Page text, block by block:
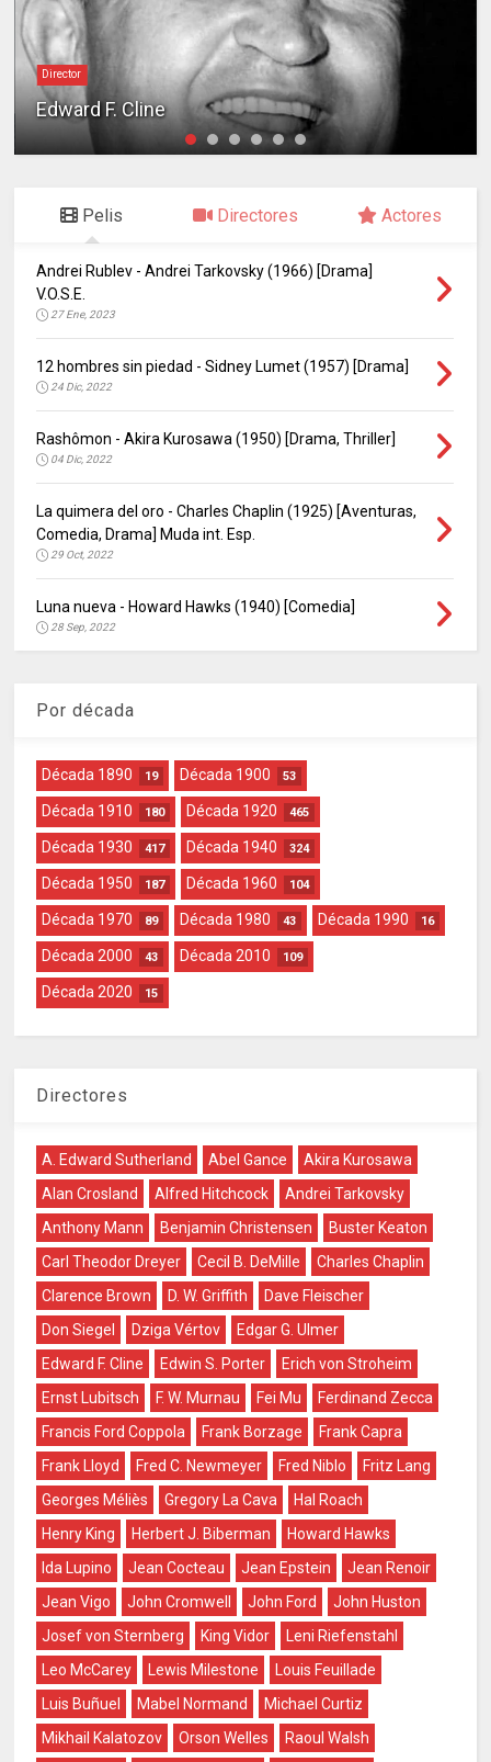
Director
Edward F. Cline
Pelis Directores Actores
Andrei Rublev - Andrei Tarkovsky (1966) [Drama]
V.O.S.E.
27 Ene, 2023
12 hombres sin piedad - Sidney Lumet (1957) [Drama]
24 Dic, 2022
Rashômon - Akira Kurosawa (1950) [Drama, Thriller]
04 Dic, 2022
La quimera del oro - Charles Chaplin (1925) [Aventuras,
Comedia, Drama] Muda int. Esp.
29 Oct, 2022
Luna nueva - Howard Hawks (1940) [Comedia]
28 Sep, 2022
Por década
Década 1890 19 Década 1900 53
Década 1910 180 Década 1920 465
Década 1930 417 Década 1940 324
Década 1950 187 Década 1960 104
Década 1970 89 Década 1980 43 Década 1990 16
Década 2000 43 Década 2010 109
Década 2020 15
Directores
A. Edward Sutherland Abel Gance
Akira Kurosawa
Alan Crosland
Alfred Hitchcock
Andrei Tarkovsky
Anthony Mann
Benjamin Christensen
Buster Keaton
Carl Theodor Dreyer
Cecil B. DeMille
Charles Chaplin
Clarence Brown
D. W. Griffith
Dave Fleischer
Don Siegel
Dziga Vértov
Edgar G. Ulmer
Edward F. Cline
Edwin S. Porter
Erich von Stroheim
Ernst Lubitsch
F. W. Murnau Fei Mu
Ferdinand Zecca
Francis Ford Coppola
Frank Borzage
Frank Capra
Frank Lloyd
Fred C. Newmeyer Fred Niblo
Fritz Lang
Georges Méliès
Gregory La Cava
Hal Roach
Henry King
Herbert J. Biberman
Howard Hawks
Ida Lupino
Jean Cocteau Jean Epstein
Jean Renoir
Jean Vigo
John Cromwell John Ford
John Huston
Josef von Sternberg
King Vidor
Leni Riefenstahl
Leo McCarey
Lewis Milestone
Louis Feuillade
Luis Buñuel
Mabel Normand
Michael Curtiz
Mikhail Kalatozov
Orson Welles
Raoul Walsh